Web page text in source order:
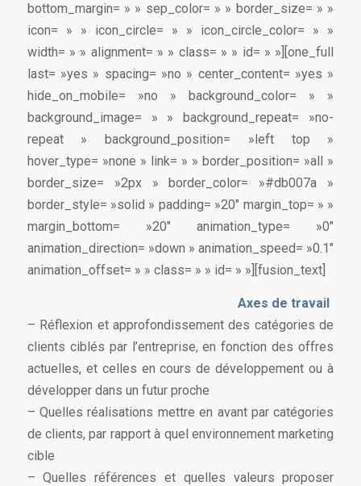
bottom_margin= » » sep_color= » » border_size= » »
icon= » » icon_circle= » » icon_circle_color= » »
width= » » alignment= » » class= » » id= » »][one_full
last= »yes » spacing= »no » center_content= »yes »
hide_on_mobile= »no » background_color= » »
background_image= » » background_repeat= »no-
repeat » background_position= »left top »
hover_type= »none » link= » » border_position= »all »
border_size= »2px » border_color= »#db007a »
border_style= »solid » padding= »20″ margin_top= » »
margin_bottom= »20″ animation_type= »0″
animation_direction= »down » animation_speed= »0.1″
animation_offset= » » class= » » id= » »][fusion_text]
Axes de travail
– Réflexion et approfondissement des catégories de
clients ciblés par l’entreprise, en fonction des offres
actuelles, et celles en cours de développement ou à
développer dans un futur proche
– Quelles réalisations mettre en avant par catégories
de clients, par rapport à quel environnement marketing
cible
– Quelles références et quelles valeurs proposer